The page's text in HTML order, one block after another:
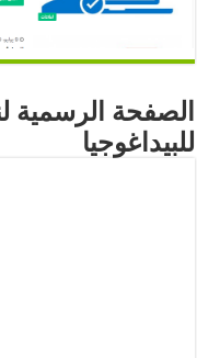
الصفحة الرسمية
للبيداغوجيا